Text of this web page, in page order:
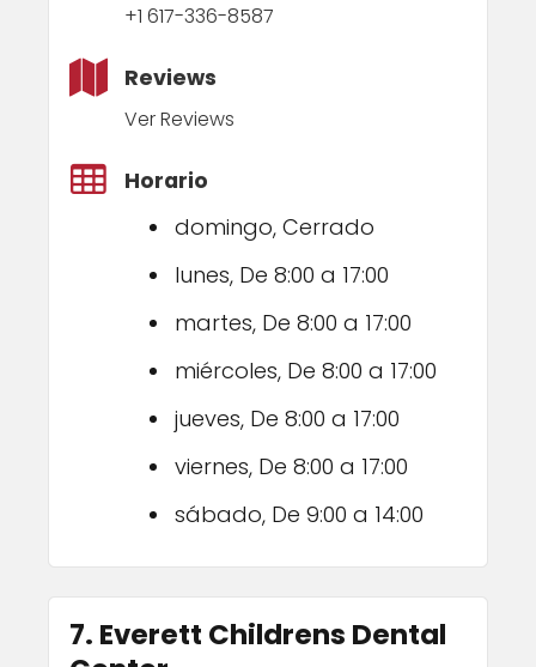
+1 617-336-8587
Reviews
Ver Reviews
Horario
domingo, Cerrado
lunes, De 8:00 a 17:00
martes, De 8:00 a 17:00
miércoles, De 8:00 a 17:00
jueves, De 8:00 a 17:00
viernes, De 8:00 a 17:00
sábado, De 9:00 a 14:00
7. Everett Childrens Dental